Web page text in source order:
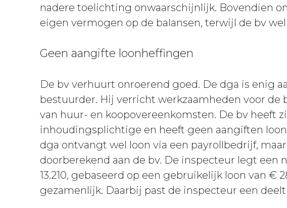
nadere toelichting onwaarschijnlijk. Bovendien
eigen vermogen op de balansen, terwijl de bv
Geen aangifte loonheffingen
De bv verhuurt onroerend goed. De dga is enig
bestuurder. Hij verricht werkzaamheden voor de
van huur- en koopovereenkomsten. De bv heeft
inhoudingsplichtige en heeft geen aangiften
dga ontvangt wel loon via een payrollbedrijf,
doorberekend aan de bv. De inspecteur legt een
13.210, gebaseerd op een gebruikelijk loon van €
gezamenlijk. Daarbij past de inspecteur een